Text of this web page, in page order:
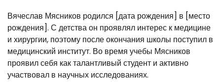
Вячеслав Мясников родился [дата рождения] в [место
рождения]. С детства он проявлял интерес к медицине
и хирургии, поэтому после окончания школы поступил в
медицинский институт. Во время учебы Мясников
проявил себя как талантливый студент и активно
участвовал в научных исследованиях.